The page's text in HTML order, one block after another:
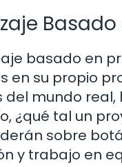
basado en
en su propio
mundo real,
¿qué tal un
sobre
y trabajo en